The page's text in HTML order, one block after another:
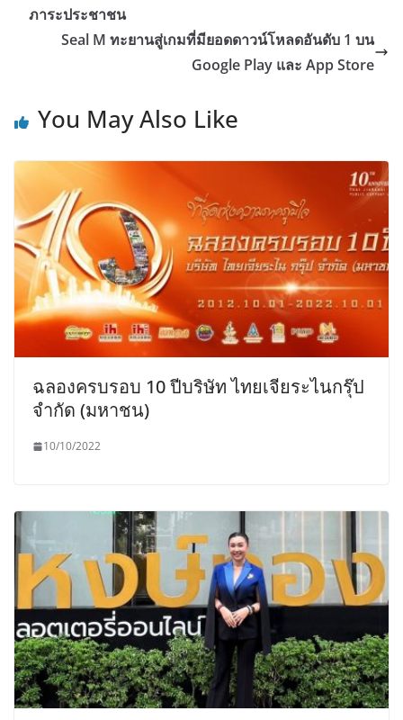
ภาระประชาชน
Seal M ทะยานสู่เกมที่มียอดดาวน์โหลดอันดับ 1 บน
Google Play และ App Store
You May Also Like
ฉลองครบรอบ 10 ปีบริษัท ไทยเจียระไนกรุ๊ป
จำกัด (มหาชน)
10/10/2022